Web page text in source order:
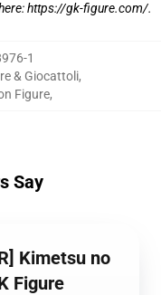
https://gk-figure.com/.
1
& Giocattoli,
Figure,
Say
Kimetsu no
Figure